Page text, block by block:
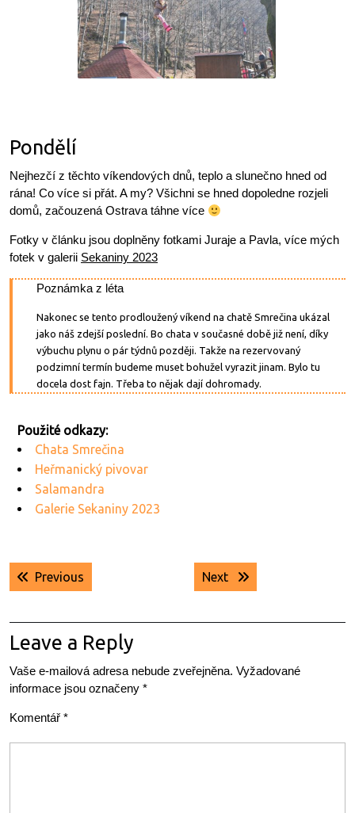
Pondělí
Nejhezčí z těchto víkendových dnů, teplo a slunečno hned od
rána! Co více si přát. A my? Všichni se hned dopoledne rozjeli
domů, začouzená Ostrava táhne více
Fotky v článku jsou doplněny fotkami Juraje a Pavla, více mých
fotek v galerii Sekaniny 2023
Poznámka z léta
Nakonec se tento prodloužený víkend na chatě Smrečina ukázal
jako náš zdejší poslední. Bo chata v současné době již není, díky
výbuchu plynu o pár týdnů později. Takže na rezervovaný
podzimní termín budeme muset bohužel vyrazit jinam. Bylo tu
docela dost fajn. Třeba to nějak dají dohromady.
Chata Smrečina
Heřmanický pivovar
Salamandra
Galerie Sekaniny 2023
Navigace
proPrevious Next Next post:
Leave a Reply
Vaše e-mailová adresa nebude zveřejněna. Vyžadované
informace jsou označeny *
Komentář *